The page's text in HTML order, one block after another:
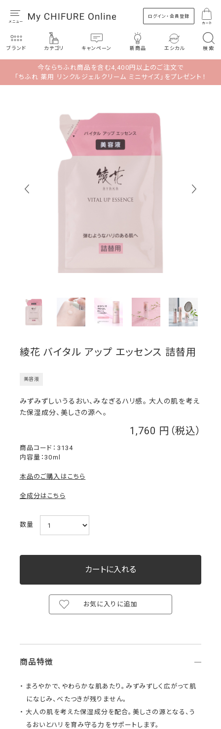
ログイン・会員登録
カート
ブランド カテゴリ キャンペーン 新商品 エシカル 検索
今ならちふれ商品を含む4,400円以上のご注文で
「ちふれ 薬用 リンクルジェルクリーム ミニサイズ」をプレゼント！
綾花 バイタル アップ エッセンス 詰替用
美容液
1,760
3134
みずみずしいうるおい、みなぎるハリ感。 大人の肌を考え
た保湿成分、美しさの源へ。
内容量：30ml
本品のご購入はこちら
全成分はこちら
数量
お気に入りに追加
商品特徴
まろやかで、やわらかな肌あたり。みずみずしく広がって肌
になじみ、べたつきが残りません。
大人の肌を考えた保湿成分を配合。美しさの源となる、う
るおいとハリを育み守る力をサポートします。